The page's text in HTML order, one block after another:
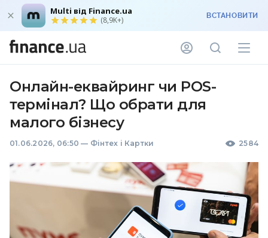
Multi від Finance.ua
(8,9K+) ВСТАНОВИТИ
Онлайн-еквайринг чи POS-
термінал? Що обрати для
малого бізнесу
01.06.2026, 06:50 — Фінтех і Картки 2584